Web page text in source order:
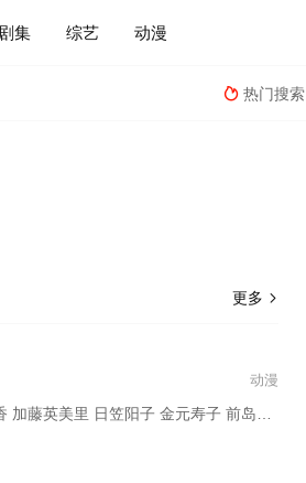
剧集 综艺 动漫
 热门搜索
更多 
动漫
芽 仓知玲凤 纺木吏佐 羊宫妃那 立石凛 青木阳菜 小日向美香 林鼓子 佐佐木李子 渡濑结月 冈田梦以 米泽茜 高尾奏音 仲町阿拉蕾 宫永野乃花 峰月律 藤都子 千石由乃